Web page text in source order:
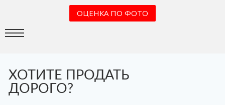
ОЦЕНКА ПО ФОТО
ХОТИТЕ ПРОДАТЬ
ДОРОГО?